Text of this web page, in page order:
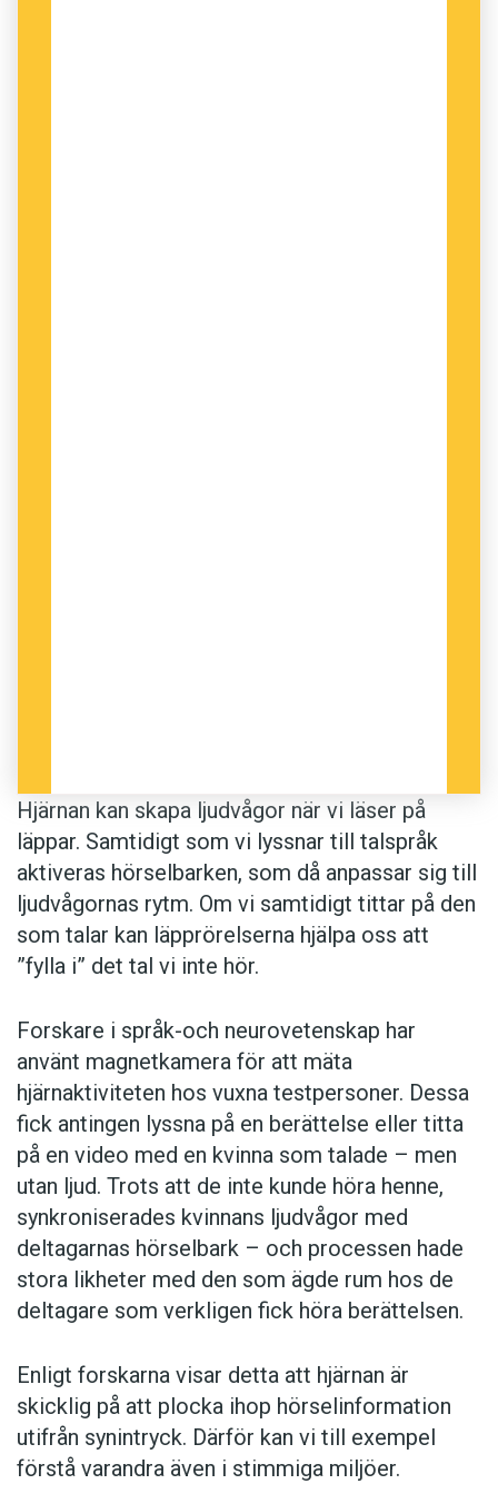
Hjärnan kan skapa ljudvågor när vi läser på
läppar. Samtidigt som vi lyssnar till talspråk
aktiveras hörselbarken, som då anpassar sig till
ljudvågornas rytm. Om vi samtidigt tittar på den
som talar kan läpprörelserna hjälpa oss att
”fylla i” det tal vi inte hör.
Forskare i språk-och neurovetenskap har
använt magnetkamera för att mäta
hjärnaktiviteten hos vuxna testpersoner. Dessa
fick antingen lyssna på en berättelse eller titta
på en video med en kvinna som talade – men
utan ljud. Trots att de inte kunde höra henne,
synkroniserades kvinnans ljudvågor med
deltagarnas hörselbark – och processen hade
stora likheter med den som ägde rum hos de
deltagare som verkligen fick höra berättelsen.
Enligt forskarna visar detta att hjärnan är
skicklig på att plocka ihop hörselinformation
utifrån synintryck. Därför kan vi till exempel
förstå varandra även i stimmiga miljöer.